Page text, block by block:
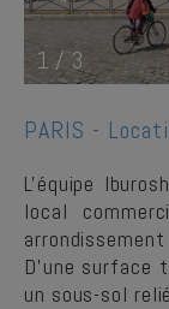
1 / 3
PARIS -
L'équipe
local
D'une surface
un sous-sol